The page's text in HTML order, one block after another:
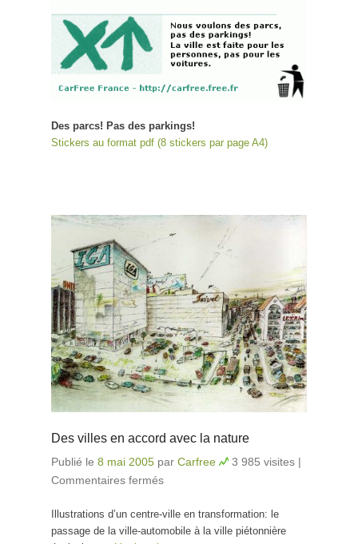
Des parcs! Pas des parkings!
Stickers au format pdf (8 stickers par page A4)
Des villes en accord avec la nature
Publié le 8 mai 2005 par Carfree 3 985 visites |
Commentaires fermés
Illustrations d’un centre-ville en transformation: le
passage de la ville-automobile à la ville piétonnière